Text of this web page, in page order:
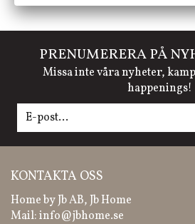
PRENUMERERA PÅ
Missa inte våra nyheter,
happenings!
KONTAKTA OSS
Home by Jb AB, Jb Home
Mail:info@jbhome.se